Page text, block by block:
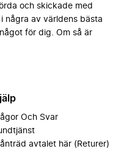
och skickade med
några av världens bästa
för dig. Om så är
Och Svar
avtalet här (Returer)